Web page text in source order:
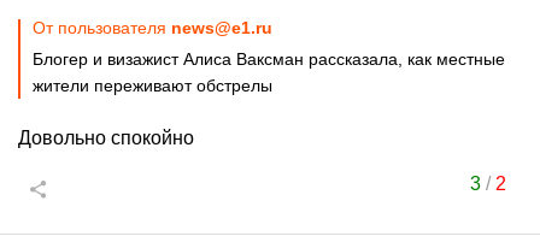
От пользователя news@e1.ru
Блогер и визажист Алиса Ваксман рассказала, как местные
жители переживают обстрелы
Довольно спокойно
3/ 2